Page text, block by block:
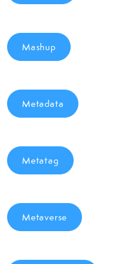
Mashup
Metadata
Metatag
Metaverse